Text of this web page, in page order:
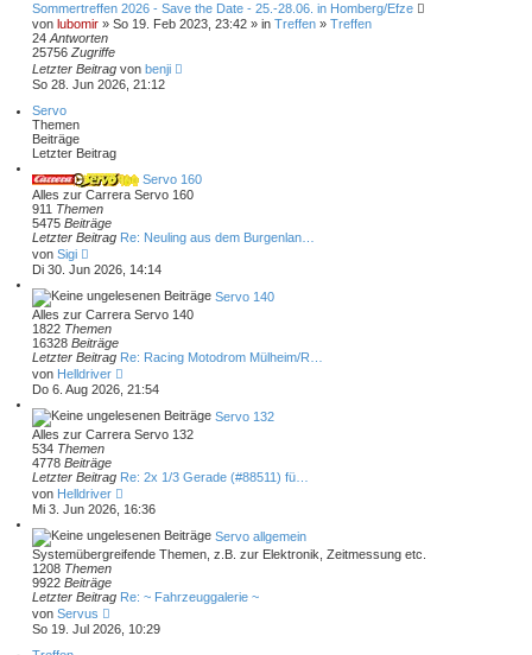
Sommertreffen 2026 - Save the Date - 25.-28.06. in Homberg/Efze
von lubomir » So 19. Feb 2023, 23:42 » in Treffen » Treffen
24 Antworten
25756 Zugriffe
Letzter Beitrag von benji
So 28. Jun 2026, 21:12
Servo
Themen
Beiträge
Letzter Beitrag
Servo 160
Alles zur Carrera Servo 160
911 Themen
5475 Beiträge
Letzter Beitrag Re: Neuling aus dem Burgenlan…
von Sigi
e
e
s
t
e
r
B
e
r
a
g
Di 30. Jun 2026, 14:14
Servo 140
Alles zur Carrera Servo 140
1822 Themen
16328 Beiträge
Letzter Beitrag Re: Racing Motodrom Mülheim/R…
von Helldriver
e
e
t
r
B
i
r
a
Do 6. Aug 2026, 21:54
Servo 132
Alles zur Carrera Servo 132
534 Themen
4778 Beiträge
Letzter Beitrag Re: 2x 1/3 Gerade (#88511) fü…
von Helldriver
e
e
s
t
r
B
i
Mi 3. Jun 2026, 16:36
Servo allgemein
Systemübergreifende Themen, z.B. zur Elektronik, Zeitmessung etc.
1208 Themen
9922 Beiträge
Letzter Beitrag Re: ~ Fahrzeuggalerie ~
von Servus
e
So 19. Jul 2026, 10:29